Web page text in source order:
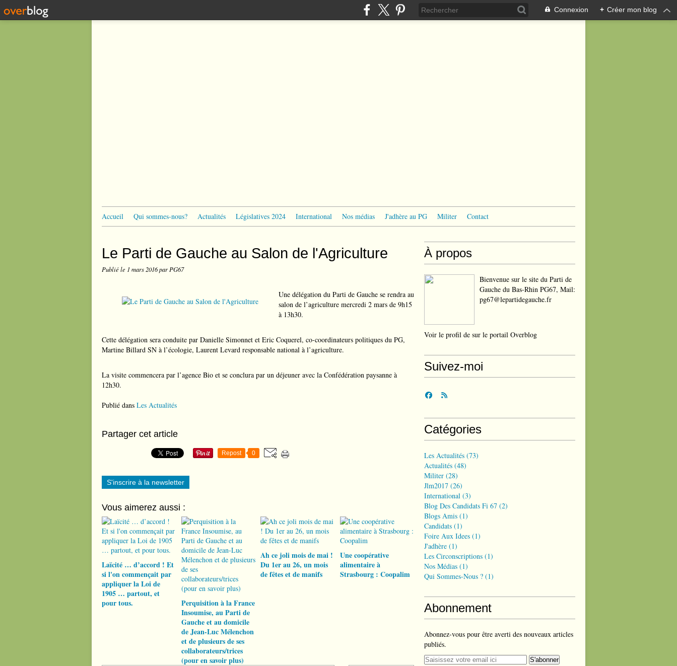
Connexion + Créer mon blog
Accueil Qui sommes-nous? Actualités Législatives 2024 International Nos médias J'adhère au PG Militer Contact
Le Parti de Gauche au Salon de l'Agriculture
Publié le 1 mars 2016par PG67
Une délégation du Parti de Gauche se rendra au
salon de l’agriculture mercredi 2 mars de 9h15
à 13h30.
Cette délégation sera conduite par Danielle Simonnet et Eric Coquerel, co-coordinateurs politiques du PG,
Martine Billard SN à l’écologie, Laurent Levard responsable national à l’agriculture.
La visite commencera par l’agence Bio et se conclura par un déjeuner avec la Confédération paysanne à
12h30.
Publié dans Les Actualités
Partager cet article
Repost 0
S'inscrire à la newsletter
Vous aimerez aussi :
Laïcité … d’accord ! Et
si l'on commençait par
appliquer la Loi de
1905 … partout, et
pour tous.
Perquisition à la France
Insoumise, au Parti de
Gauche et au domicile
de Jean-Luc Mélenchon
et de plusieurs de ses
collaborateurs/trices
(pour en savoir plus)
Ah ce joli mois de mai !
Du 1er au 26, un mois
de fêtes et de manifs
Une coopérative
alimentaire à
Strasbourg : Coopalim
À propos
Bienvenue sur le site du Parti de
Gauche du Bas-Rhin PG67, Mail:
pg67@lepartidegauche.fr
Voir le profil de sur le portail Overblog
Suivez-moi
Catégories
Les Actualités (73)
Actualités (48)
Militer (28)
Jlm2017 (26)
International (3)
Blog Des Candidats Fi 67 (2)
Blogs Amis (1)
Candidats (1)
Foire Aux Idees (1)
J'adhère (1)
Les Circonscriptions (1)
Nos Médias (1)
Qui Sommes-Nous ? (1)
Abonnement
Abonnez-vous pour être averti des nouveaux articles
publiés.